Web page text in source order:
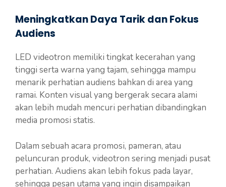
Meningkatkan Daya Tarik dan Fokus
Audiens
LED videotron memiliki tingkat kecerahan yang
tinggi serta warna yang tajam, sehingga mampu
menarik perhatian audiens bahkan di area yang
ramai. Konten visual yang bergerak secara alami
akan lebih mudah mencuri perhatian dibandingkan
media promosi statis.
Dalam sebuah acara promosi, pameran, atau
peluncuran produk, videotron sering menjadi pusat
perhatian. Audiens akan lebih fokus pada layar,
sehingga pesan utama yang ingin disampaikan